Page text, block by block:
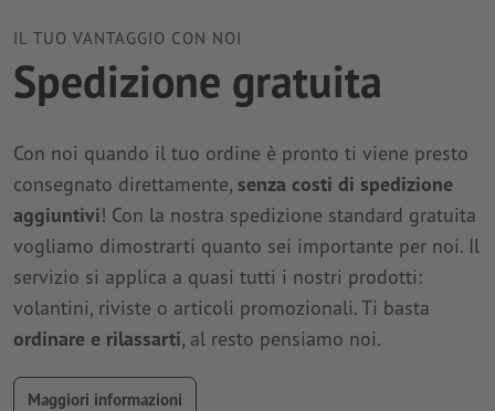
IL TUO VANTAGGIO CON NOI
Spedizione gratuita
Con noi quando il tuo ordine è pronto ti viene presto
consegnato direttamente, senza costi di spedizione
aggiuntivi! Con la nostra spedizione standard gratuita
vogliamo dimostrarti quanto sei importante per noi. Il
servizio si applica a quasi tutti i nostri prodotti:
volantini, riviste o articoli promozionali. Ti basta
ordinare e rilassarti, al resto pensiamo noi.
Maggiori informazioni